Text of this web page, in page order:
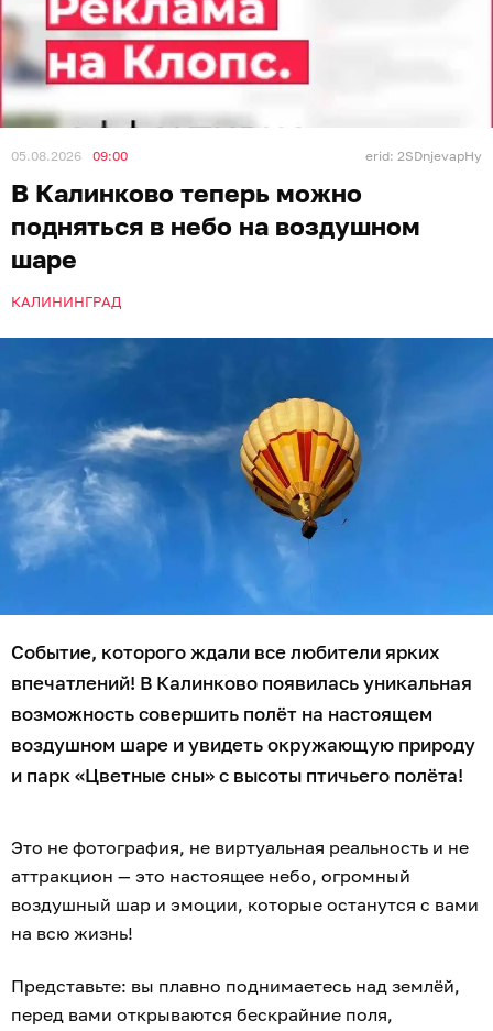
05.08.2026 09:00 erid: 2SDnjevapHy
В Калинково теперь можно
подняться в небо на воздушном
шаре
КАЛИНИНГРАД
Событие, которого ждали все любители ярких
впечатлений! В Калинково появилась уникальная
возможность совершить полёт на настоящем
воздушном шаре и увидеть окружающую природу
и парк «Цветные сны» с высоты птичьего полёта!
Это не фотография, не виртуальная реальность и не
аттракцион — это настоящее небо, огромный
воздушный шар и эмоции, которые останутся с вами
на всю жизнь!
Представьте: вы плавно поднимаетесь над землёй,
перед вами открываются бескрайние поля,